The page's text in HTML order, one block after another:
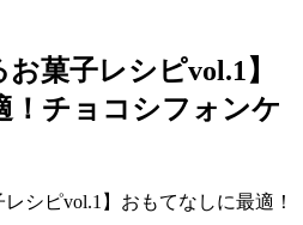
お菓子レシピvol.1】
！チョコシフォンケ